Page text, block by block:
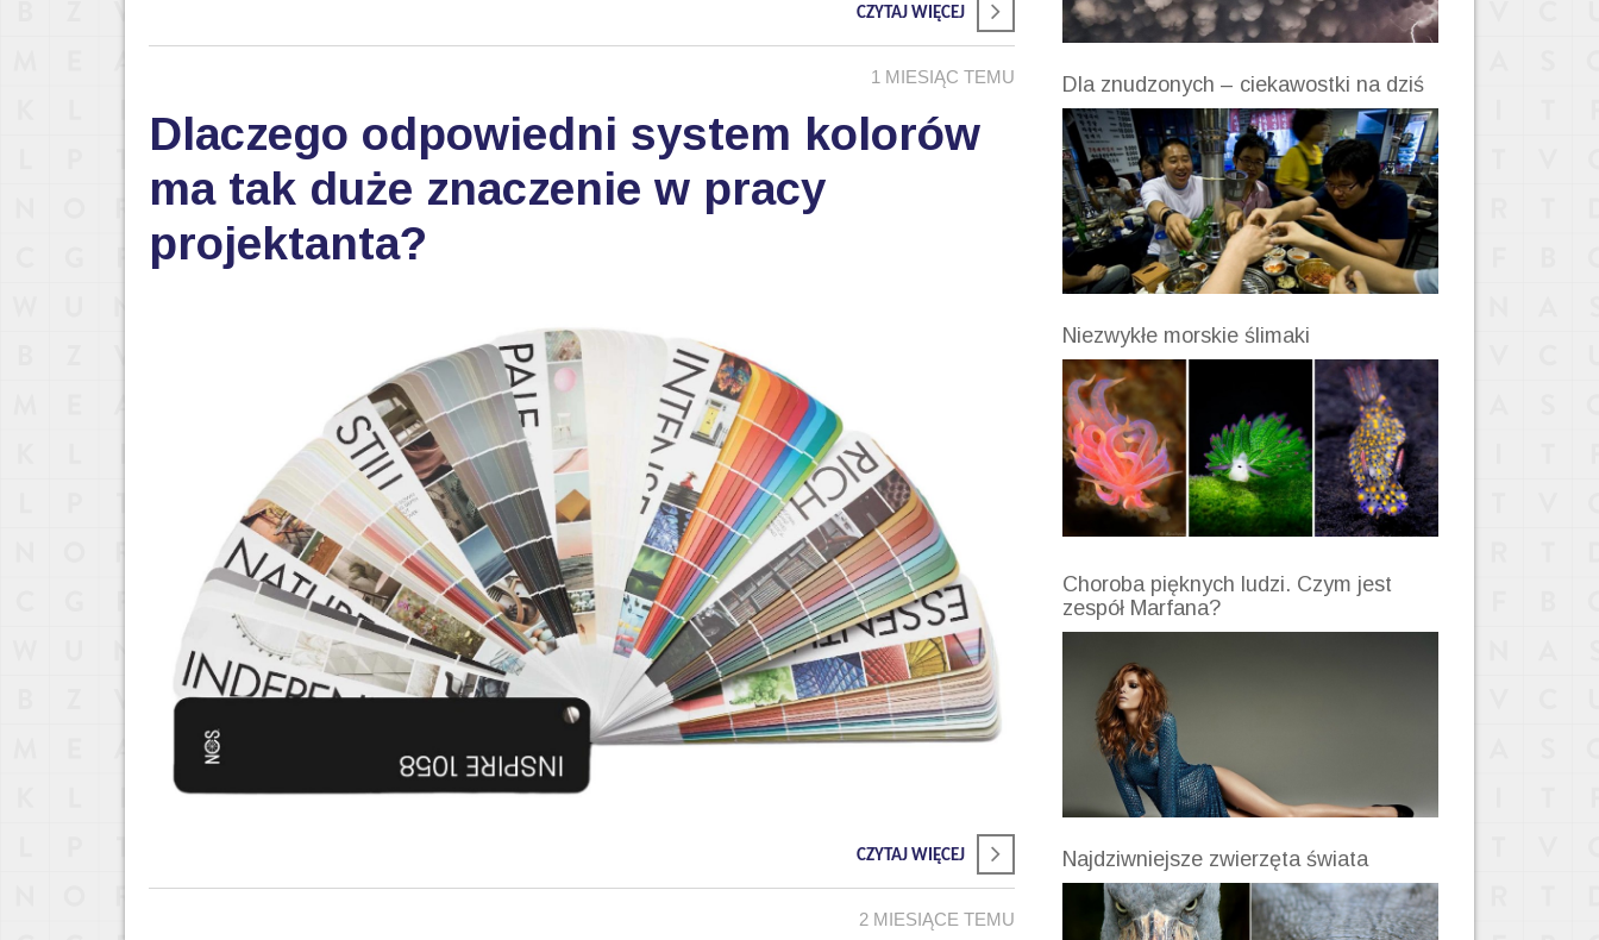
CZYTAJ WIĘCEJ
1 MIESIĄC TEMU
Dlaczego odpowiedni system kolorów
ma tak duże znaczenie w pracy
projektanta?
CZYTAJ WIĘCEJ
2 MIESIĄCE TEMU
Dla znudzonych – ciekawostki na dziś
Niezwykłe morskie ślimaki
Choroba pięknych ludzi. Czym jest
zespół Marfana?
Najdziwniejsze zwierzęta świata